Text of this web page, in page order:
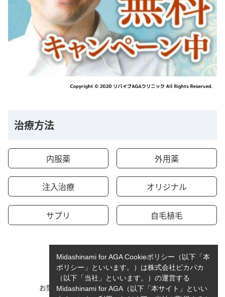
治療方法
内服薬 外用薬
注入治療 オリジナル
サプリ 自毛植毛
お問い合わせ
運営者情報
Midashinami for AGA Cookieポリシー（以下「本
ポリシー」といいます。）は株式会社ピカパカ
（以下「当社」といいます。）の運営する
Midashinami for AGA（以下「本サイト」といい